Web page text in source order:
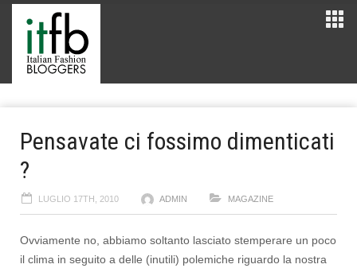
Pensavate ci fossimo dimenticati
?
LUGLIO 17TH, 2010 ADMIN MAGAZINE
Ovviamente no, abbiamo soltanto lasciato stemperare un poco
il clima in seguito a delle (inutili) polemiche riguardo la nostra